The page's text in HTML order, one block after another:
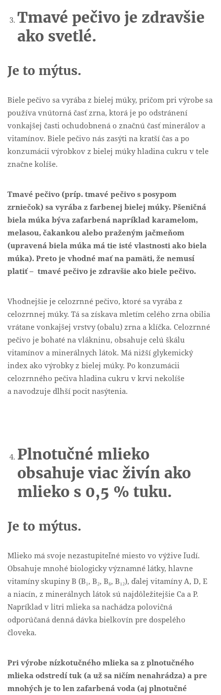
Tmavé pečivo je zdravšie
ako svetlé.
Je to mýtus.
Biele pečivo sa vyrába z bielej múky, pričom pri výrobe sa
používa vnútorná časť zrna, ktorá je po odstránení
vonkajšej časti ochudobnená o značnú časť minerálov a
vitamínov. Biele pečivo nás zasýti na kratší čas a po
konzumácii výrobkov z bielej múky hladina cukru v tele
značne kolíše.
Tmavé pečivo (príp. tmavé pečivo s posypom
zrniečok) sa vyrába z farbenej bielej múky. Pšeničná
biela múka býva zafarbená napríklad karamelom,
melasou, čakankou alebo praženým jačmeňom
(upravená biela múka má tie isté vlastnosti ako biela
múka). Preto je vhodné mať na pamäti, že nemusí
platiť – tmavé pečivo je zdravšie ako biele pečivo.
Vhodnejšie je celozrnné pečivo, ktoré sa vyrába z
celozrnnej múky. Tá sa získava mletím celého zrna obilia
vrátane vonkajšej vrstvy (obalu) zrna a klíčka. Celozrnné
pečivo je bohaté na vlákninu, obsahuje celú škálu
vitamínov a minerálnych látok. Má nižší glykemický
index ako výrobky z bielej múky. Po konzumácii
celozrnného pečiva hladina cukru v krvi nekolíše
a navodzuje dlhší pocit nasýtenia.
Plnotučné mlieko
obsahuje viac živín ako
mlieko s 0,5 % tuku.
Je to mýtus.
Mlieko má svoje nezastupiteľné miesto vo výžive ľudí.
Obsahuje mnohé biologicky významné látky, hlavne
vitamíny skupiny B (B₁, B₂, B₆, B₁₂), ďalej vitamíny A, D, E
a niacín, z minerálnych látok sú najdôležitejšie Ca a P.
Napríklad v litri mlieka sa nachádza polovičná
odporúčaná denná dávka bielkovín pre dospelého
človeka.
Pri výrobe nízkotučného mlieka sa z plnotučného
mlieka odstredí tuk (a už sa ničím nenahrádza) a pre
mnohých je to len zafarbená voda (aj plnotučné